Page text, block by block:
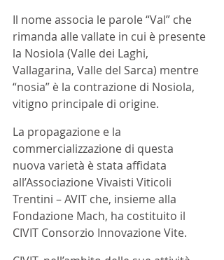
Il nome associa le parole “Val” che
rimanda alle vallate in cui è presente
la Nosiola (Valle dei Laghi,
Vallagarina, Valle del Sarca) mentre
“nosia” è la contrazione di Nosiola,
vitigno principale di origine.
La propagazione e la
commercializzazione di questa
nuova varietà è stata affidata
all’Associazione Vivaisti Viticoli
Trentini – AVIT che, insieme alla
Fondazione Mach, ha costituito il
CIVIT Consorzio Innovazione Vite.